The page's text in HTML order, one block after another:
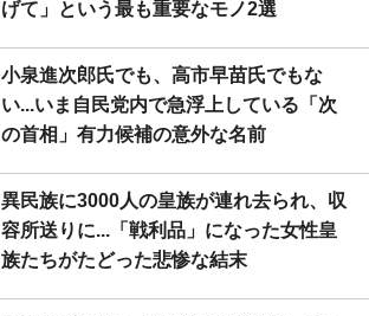
げて」という最も重要なモノ2選
小泉進次郎氏でも、高市早苗氏でもな
い...いま自民党内で急浮上している「次
の首相」有力候補の意外な名前
異民族に3000人の皇族が連れ去られ、収
容所送りに...「戦利品」になった女性皇
族たちがたどった悲惨な結末